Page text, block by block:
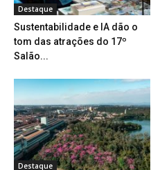
Destaque
Sustentabilidade e IA dão o
tom das atrações do 17º
Salão...
Destaque